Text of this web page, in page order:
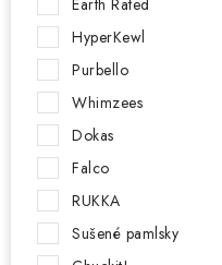
HyperKewl
Purbello
Whimzees
Dokas
Falco
RUKKA
Sušené pamlsky